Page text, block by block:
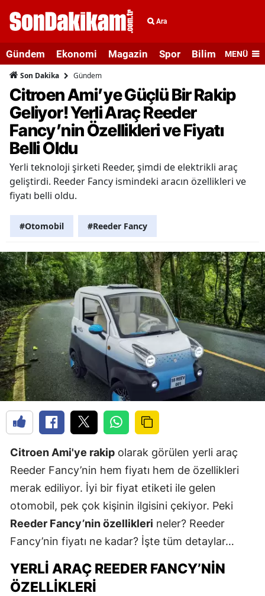
Ara
Gündem Ekonomi Magazin Spor Bilim veMENÜ
Son Dakika Gündem
Citroen Ami’ye Güçlü Bir Rakip
Geliyor! Yerli Araç Reeder
Fancy’nin Özellikleri ve Fiyatı
Belli Oldu
Yerli teknoloji şirketi Reeder, şimdi de elektrikli araç
geliştirdi. Reeder Fancy ismindeki aracın özellikleri ve
fiyatı belli oldu.
#Otomobil #Reeder Fancy
Citroen Ami'ye rakip olarak görülen yerli araç
Reeder Fancy’nin hem fiyatı hem de özellikleri
merak ediliyor. İyi bir fiyat etiketi ile gelen
otomobil, pek çok kişinin ilgisini çekiyor. Peki
Reeder Fancy’nin özellikleri neler? Reeder
Fancy’nin fiyatı ne kadar? İşte tüm detaylar…
YERLI ARAÇ REEDER FANCY’NIN
ÖZELLIKLERI